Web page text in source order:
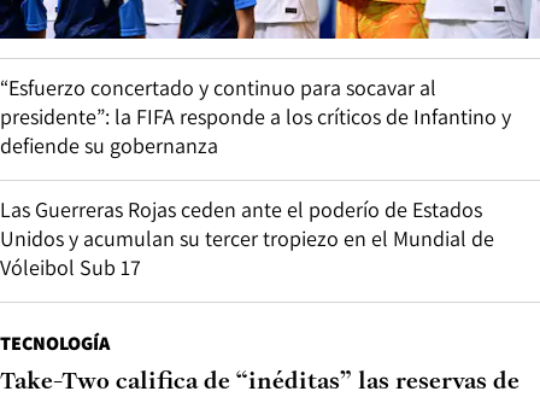
“Esfuerzo concertado y continuo para socavar al
presidente”: la FIFA responde a los críticos de Infantino y
defiende su gobernanza
Las Guerreras Rojas ceden ante el poderío de Estados
Unidos y acumulan su tercer tropiezo en el Mundial de
Vóleibol Sub 17
TECNOLOGÍA
Take-Two califica de “inéditas” las reservas de